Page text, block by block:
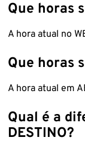
Que horas
A hora atual no
Que horas
A hora atual em
Qual é a
DESTINO?